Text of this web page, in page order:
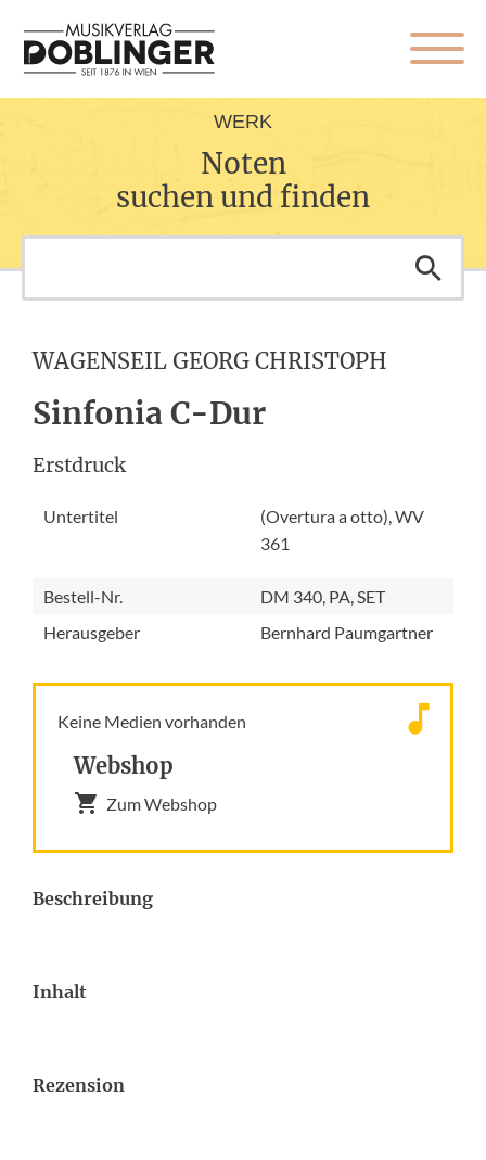
WERK
Noten
suchen und finden
WAGENSEIL GEORG CHRISTOPH
Sinfonia C-Dur
Erstdruck
Untertitel
(Overtura a otto), WV
361
Bestell-Nr.
DM 340, PA, SET
Herausgeber
Bernhard Paumgartner
Keine Medien vorhanden
Webshop
Zum Webshop
Beschreibung
Inhalt
Rezension